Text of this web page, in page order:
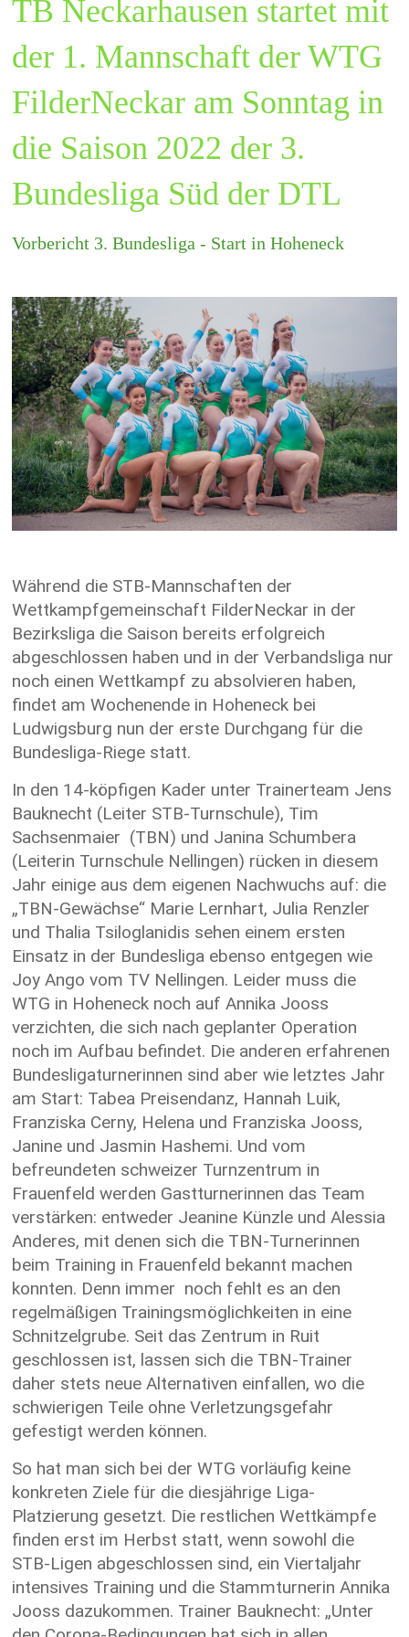
TB Neckarhausen startet mit
der 1. Mannschaft der WTG
FilderNeckar am Sonntag in
die Saison 2022 der 3.
Bundesliga Süd der DTL
Vorbericht 3. Bundesliga - Start in Hoheneck
Während die STB-Mannschaften der
Wettkampfgemeinschaft FilderNeckar in der
Bezirksliga die Saison bereits erfolgreich
abgeschlossen haben und in der Verbandsliga nur
noch einen Wettkampf zu absolvieren haben,
findet am Wochenende in Hoheneck bei
Ludwigsburg nun der erste Durchgang für die
Bundesliga-Riege statt.
In den 14-köpfigen Kader unter Trainerteam Jens
Bauknecht (Leiter STB-Turnschule), Tim
Sachsenmaier (TBN) und Janina Schumbera
(Leiterin Turnschule Nellingen) rücken in diesem
Jahr einige aus dem eigenen Nachwuchs auf: die
„TBN-Gewächse“ Marie Lernhart, Julia Renzler
und Thalia Tsiloglanidis sehen einem ersten
Einsatz in der Bundesliga ebenso entgegen wie
Joy Ango vom TV Nellingen. Leider muss die
WTG in Hoheneck noch auf Annika Jooss
verzichten, die sich nach geplanter Operation
noch im Aufbau befindet. Die anderen erfahrenen
Bundesligaturnerinnen sind aber wie letztes Jahr
am Start: Tabea Preisendanz, Hannah Luik,
Franziska Cerny, Helena und Franziska Jooss,
Janine und Jasmin Hashemi. Und vom
befreundeten schweizer Turnzentrum in
Frauenfeld werden Gastturnerinnen das Team
verstärken: entweder Jeanine Künzle und Alessia
Anderes, mit denen sich die TBN-Turnerinnen
beim Training in Frauenfeld bekannt machen
konnten. Denn immer noch fehlt es an den
regelmäßigen Trainingsmöglichkeiten in eine
Schnitzelgrube. Seit das Zentrum in Ruit
geschlossen ist, lassen sich die TBN-Trainer
daher stets neue Alternativen einfallen, wo die
schwierigen Teile ohne Verletzungsgefahr
gefestigt werden können.
So hat man sich bei der WTG vorläufig keine
konkreten Ziele für die diesjährige Liga-
Platzierung gesetzt. Die restlichen Wettkämpfe
finden erst im Herbst statt, wenn sowohl die
STB-Ligen abgeschlossen sind, ein Viertaljahr
intensives Training und die Stammturnerin Annika
Jooss dazukommen. Trainer Bauknecht: „Unter